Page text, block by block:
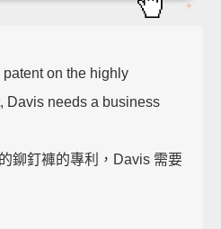
patent on the highly
Davis needs a business
鉚釘褲的專利，Davis 需要